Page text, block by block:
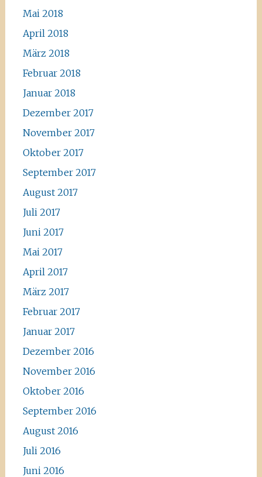
Mai 2018
April 2018
März 2018
Februar 2018
Januar 2018
Dezember 2017
November 2017
Oktober 2017
September 2017
August 2017
Juli 2017
Juni 2017
Mai 2017
April 2017
März 2017
Februar 2017
Januar 2017
Dezember 2016
November 2016
Oktober 2016
September 2016
August 2016
Juli 2016
Juni 2016